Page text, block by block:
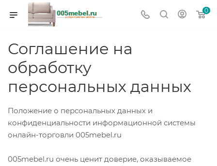
0
Соглашение на
обработку
персональных данных
Положение о персональных данных и
конфиденциальности информационной системы
онлайн-торговли 005mebel.ru
005mebel.ru очень ценит доверие, оказываемое